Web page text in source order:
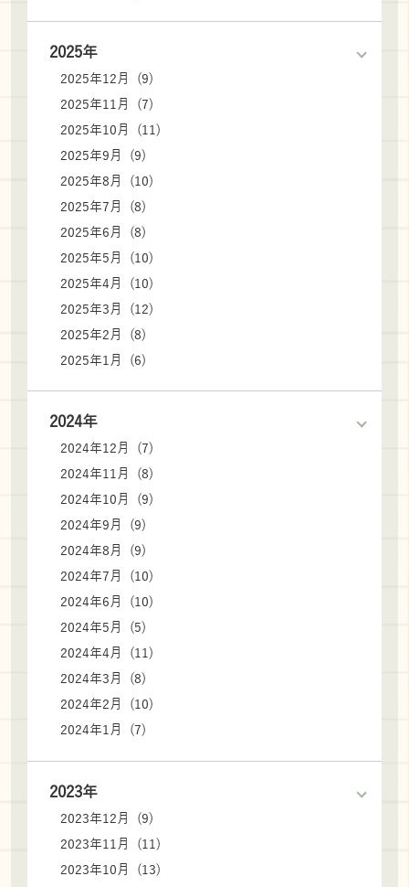
2025年
2025年12月 (9)
2025年11月 (7)
2025年10月 (11)
2025年9月 (9)
2025年8月 (10)
2025年7月 (8)
2025年6月 (8)
2025年5月 (10)
2025年4月 (10)
2025年3月 (12)
2025年2月 (8)
2025年1月 (6)
2024年
2024年12月 (7)
2024年11月 (8)
2024年10月 (9)
2024年9月 (9)
2024年8月 (9)
2024年7月 (10)
2024年6月 (10)
2024年5月 (5)
2024年4月 (11)
2024年3月 (8)
2024年2月 (10)
2024年1月 (7)
2023年
2023年12月 (9)
2023年11月 (11)
2023年10月 (13)